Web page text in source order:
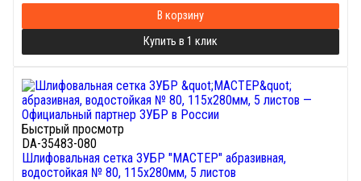
В корзину
Купить в 1 клик
Быстрый просмотр
DA-35483-080
Шлифовальная сетка ЗУБР "МАСТЕР" абразивная,
водостойкая № 80, 115х280мм, 5 листов